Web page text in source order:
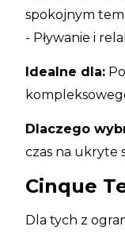
spokojnym
- Pływanie i
Idealne dla:
Dlaczego
czas na ukryte
Cinque
Dla tych z